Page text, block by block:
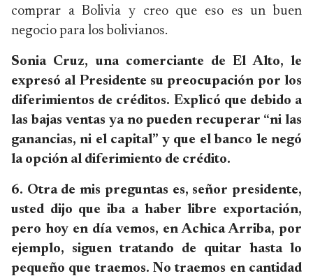
comprar a Bolivia y creo que eso es un buen
negocio para los bolivianos.
Sonia Cruz, una comerciante de El Alto, le
expresó al Presidente su preocupación por los
diferimientos de créditos. Explicó que debido a
las bajas ventas ya no pueden recuperar “ni las
ganancias, ni el capital” y que el banco le negó
la opción al diferimiento de crédito.
6. Otra de mis preguntas es, señor presidente,
usted dijo que iba a haber libre exportación,
pero hoy en día vemos, en Achica Arriba, por
ejemplo, siguen tratando de quitar hasta lo
pequeño que traemos. No traemos en cantidad